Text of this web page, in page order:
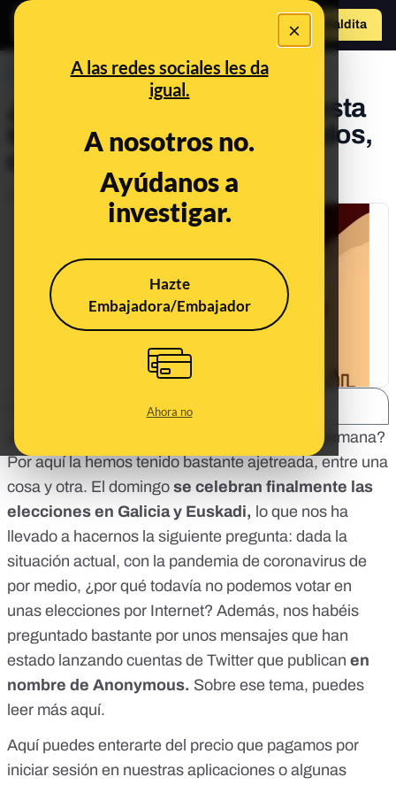
×
A las redes sociales les da
igual.
A nosotros no.
Ayúdanos a
investigar.
Hazte
Embajadora/Embajador
Ahora no
Hazte Maldito
a
PREBUNKING
¿Qué nos ha gustado leer esta
semana? Móviles encriptados,
cajas negras e infodemia
Jul 11, 2020, 8:30:00 AM
¡Hola, malditas y malditos! ¿Qué tal lleváis la semana?
Por aquí la hemos tenido bastante ajetreada, entre una
cosa y otra. El domingo se celebran finalmente las
elecciones en Galicia y Euskadi, lo que nos ha
llevado a hacernos la siguiente pregunta: dada la
situación actual, con la pandemia de coronavirus de
por medio, ¿por qué todavía no podemos votar en
unas elecciones por Internet? Además, nos habéis
preguntado bastante por unos mensajes que han
estado lanzando cuentas de Twitter que publican en
nombre de Anonymous. Sobre ese tema, puedes
leer más aquí.
Aquípuedes enterarte del precio que pagamos por
iniciar sesión en nuestras aplicaciones o algunas